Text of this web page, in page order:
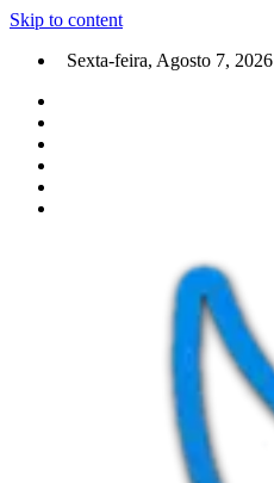
Skip to content
Sexta-feira, Agosto 7, 2026